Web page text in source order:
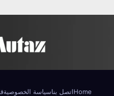
Homeاتصل بناسياسة الخصوصية